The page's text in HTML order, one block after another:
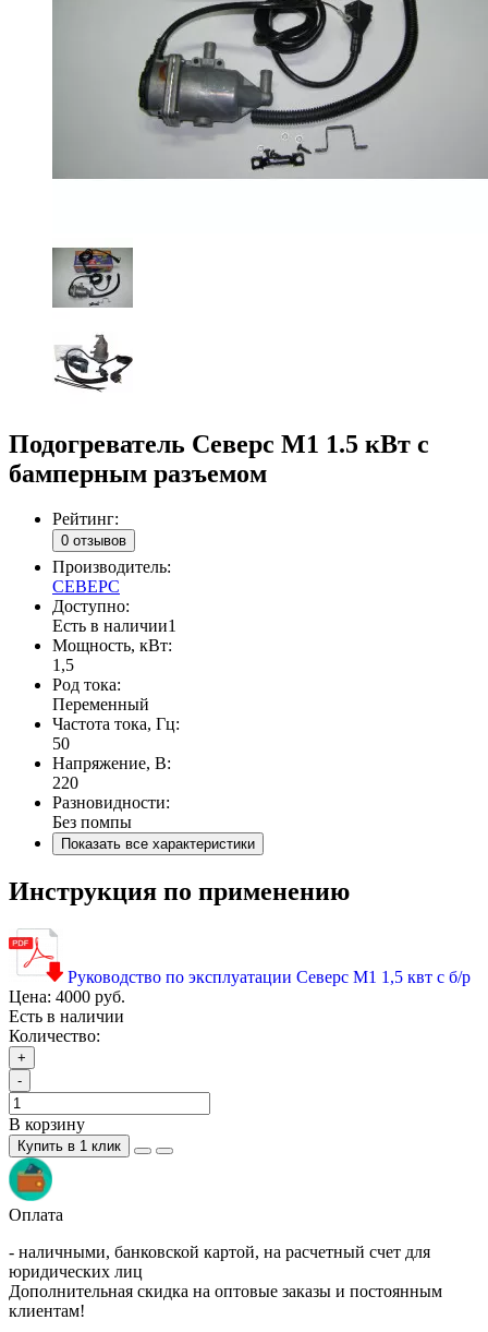
Подогреватель Северс М1 1.5 кВт с
бамперным разъемом
Рейтинг:
0 отзывов
Производитель:
СЕВЕРС
Доступно:
Есть в наличии1
Мощность, кВт:
1,5
Род тока:
Переменный
Частота тока, Гц:
50
Напряжение, В:
220
Разновидности:
Без помпы
Показать все характеристики
Инструкция по применению
Руководство по эксплуатации Северс М1 1,5 квт с б/р
Цена: 4000 руб.
Есть в наличии
Количество:
+
-
В корзину
Купить в 1 клик
Оплата
- наличными, банковской картой, на расчетный счет для
юридических лиц
Дополнительная скидка на оптовые заказы и постоянным
клиентам!